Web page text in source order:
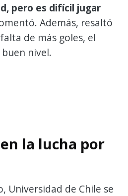
pero es difícil jugar
Además, resaltó
de más goles, el
nivel.
la lucha por
Universidad de Chile se